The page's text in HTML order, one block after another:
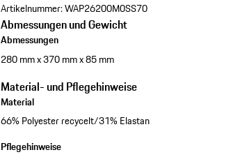
Artikelnummer:WAP26200M0SS70
Abmessungen und Gewicht
Abmessungen
280 mm x 370 mm x 85 mm
Material- und Pflegehinweise
Material
66% Polyester recycelt/31% Elastan
Pflegehinweise